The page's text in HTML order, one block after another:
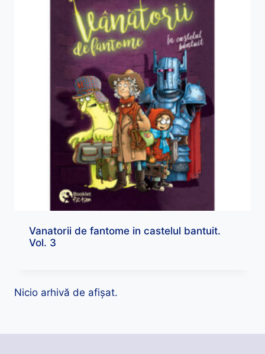
Vanatorii de fantome in castelul bantuit.
Vol. 3
Nicio arhivă de afișat.